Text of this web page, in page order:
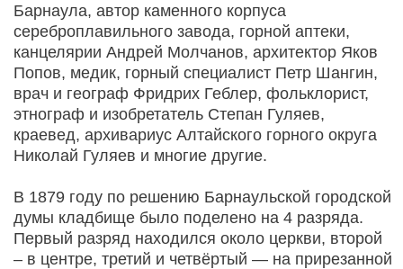
Барнаула, автор каменного корпуса
сереброплавильного завода, горной аптеки,
канцелярии Андрей Молчанов, архитектор Яков
Попов, медик, горный специалист Петр Шангин,
врач и географ Фридрих Геблер, фольклорист,
этнограф и изобретатель Степан Гуляев,
краевед, архивариус Алтайского горного округа
Николай Гуляев и многие другие.
В 1879 году по решению Барнаульской городской
думы кладбище было поделено на 4 разряда.
Первый разряд находился около церкви, второй
– в центре, третий и четвёртый — на прирезанной